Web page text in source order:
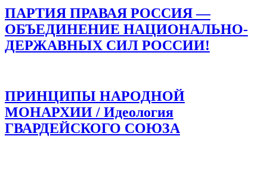
ПАРТИЯ ПРАВАЯ РОССИЯ —
ОБЪЕДИНЕНИЕ НАЦИОНАЛЬНО-
ДЕРЖАВНЫХ СИЛ РОССИИ!
ПРИНЦИПЫ НАРОДНОЙ
МОНАРХИИ / Идеология
ГВАРДЕЙСКОГО СОЮЗА